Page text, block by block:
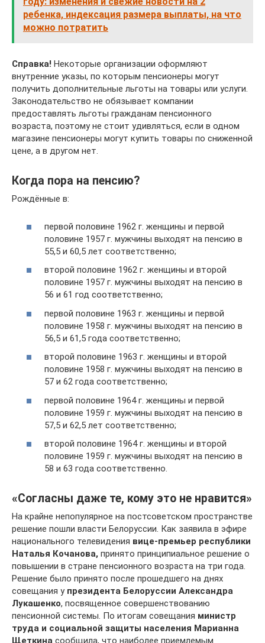
ребенка, индексация размера выплаты, на что
можно потратить
Справка! Некоторые организации оформляют
внутренние указы, по которым пенсионеры могут
получить дополнительные льготы на товары или услуги.
Законодательство не обязывает компании
предоставлять льготы гражданам пенсионного
возраста, поэтому не стоит удивляться, если в одном
магазине пенсионеры могут купить товары по сниженной
цене, а в другом нет.
Когда пора на пенсию?
Рождённые в:
первой половине 1962 г. женщины и первой
половине 1957 г. мужчины выходят на пенсию в
55,5 и 60,5 лет соответственно;
второй половине 1962 г. женщины и второй
половине 1957 г. мужчины выходят на пенсию в
56 и 61 год соответственно;
первой половине 1963 г. женщины и первой
половине 1958 г. мужчины выходят на пенсию в
56,5 и 61,5 года соответственно;
второй половине 1963 г. женщины и второй
половине 1958 г. мужчины выходят на пенсию в
57 и 62 года соответственно;
первой половине 1964 г. женщины и первой
половине 1959 г. мужчины выходят на пенсию в
57,5 и 62,5 лет соответственно;
второй половине 1964 г. женщины и второй
половине 1959 г. мужчины выходят на пенсию в
58 и 63 года соответственно.
«Согласны даже те, кому это не нравится»
На крайне непопулярное на постсоветском пространстве
решение пошли власти Белоруссии. Как заявила в эфире
национального телевидения вице-премьер республики
Наталья Кочанова, принято принципиальное решение о
повышении в стране пенсионного возраста на три года.
Решение было принято после прошедшего на днях
совещания у президента Белоруссии Александра
Лукашенко, посвященное совершенствованию
пенсионной системы. По итогам совещания министр
труда и социальной защиты населения Марианна
Щеткина сообщила, что наиболее приемлемым